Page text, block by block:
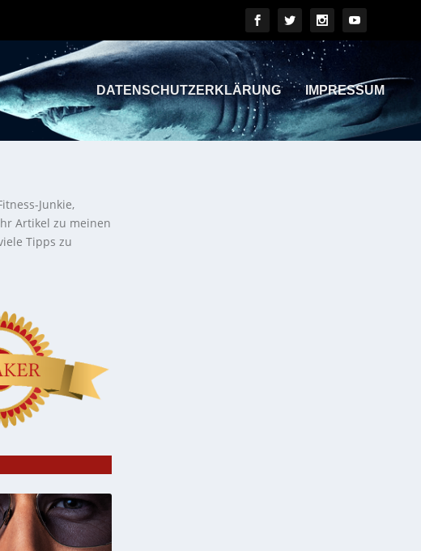
DATENSCHUTZERKLÄRUNG IMPRESSUM
Junkie,
Artikel zu meinen
Tipps zu